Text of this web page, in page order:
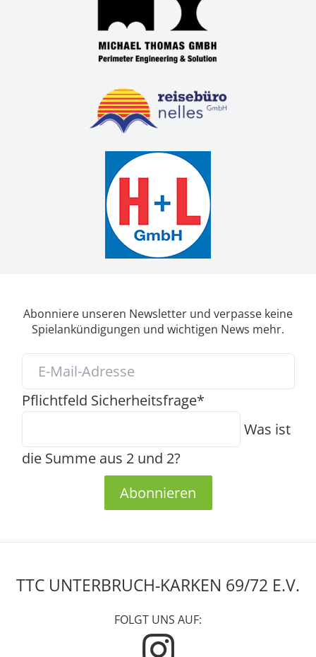
Abonniere unseren Newsletter und verpasse keine
Spielankündigungen und wichtigen News mehr.
Pflichtfeld Sicherheitsfrage*
Was ist
die Summe aus 2 und 2?
Abonnieren
TTC UNTERBRUCH-KARKEN 69/72 E.V.
FOLGT UNS AUF: